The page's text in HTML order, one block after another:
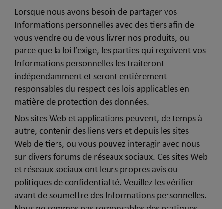
Lorsque nous avons besoin de partager vos
Informations personnelles avec des tiers afin de
vous vendre ou de vous livrer nos produits, ou
parce que la loi l’exige, les parties qui reçoivent vos
Informations personnelles les traiteront
indépendamment et seront entièrement
responsables du respect des lois applicables en
matière de protection des données.
Nos sites Web et applications peuvent, de temps à
autre, contenir des liens vers et depuis les sites
Web de tiers, ou vous pouvez interagir avec nous
sur divers forums de réseaux sociaux. Ces sites Web
et réseaux sociaux ont leurs propres avis ou
politiques de confidentialité. Veuillez les vérifier
avant de soumettre des Informations personnelles.